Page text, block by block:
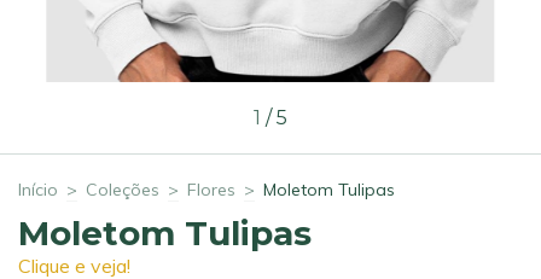
1 /5
Início > Coleções > Flores > Moletom Tulipas
Moletom Tulipas
Clique e veja!